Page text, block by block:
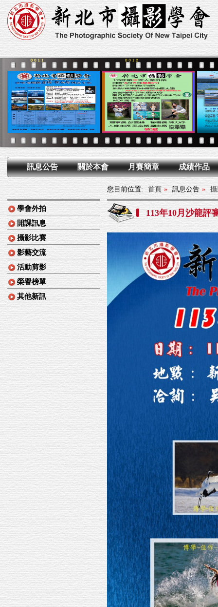
訊息公告 關於本會 月賽簡章 成績作品
學會外拍
開課訊息
攝影比賽
影藝交流
活動剪影
榮譽榜單
其他新訊
您目前位置: 首頁 » 訊息公告 »
113年10月沙龍評